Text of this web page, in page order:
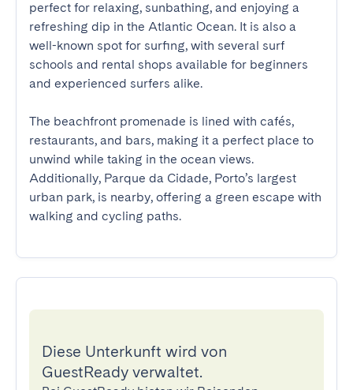
perfect for relaxing, sunbathing, and enjoying a
refreshing dip in the Atlantic Ocean. It is also a
well-known spot for surfing, with several surf
schools and rental shops available for beginners
and experienced surfers alike.
The beachfront promenade is lined with cafés,
restaurants, and bars, making it a perfect place to
unwind while taking in the ocean views.
Additionally, Parque da Cidade, Porto’s largest
urban park, is nearby, offering a green escape with
walking and cycling paths.
Diese Unterkunft wird von
GuestReady verwaltet.